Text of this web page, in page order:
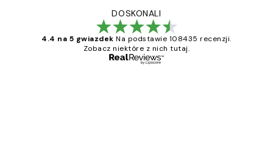
DOSKONALI
4.4 na 5 gwiazdek Na podstawie 108435 recenzji.
Zobacz niektóre z nich tutaj.